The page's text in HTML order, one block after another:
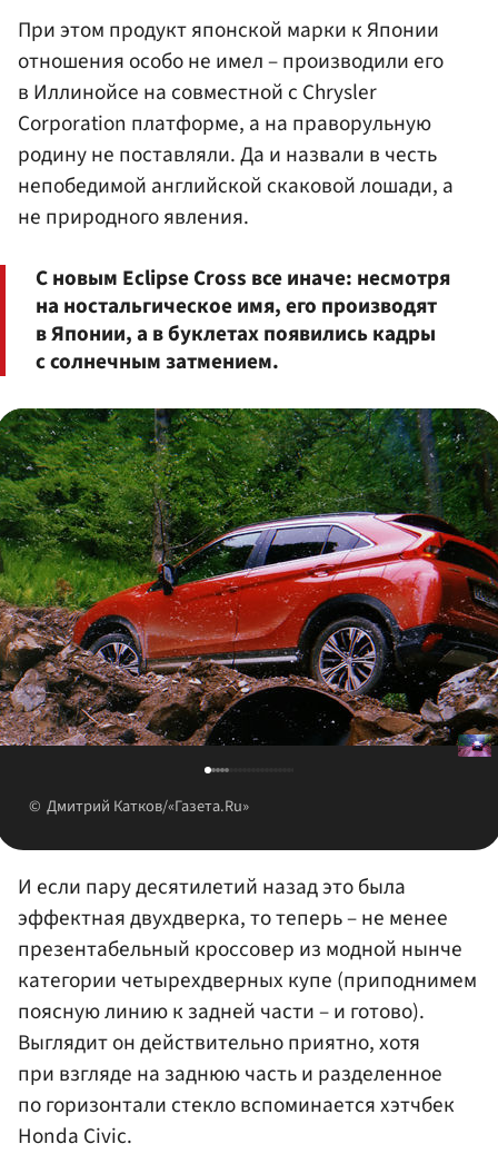
При этом продукт японской марки к Японии
отношения особо не имел – производили его
в Иллинойсе на совместной с Chrysler
Corporation платформе, а на праворульную
родину не поставляли. Да и назвали в честь
непобедимой английской скаковой лошади, а
не природного явления.
С новым Eclipse Cross все иначе: несмотря
на ностальгическое имя, его производят
в Японии, а в буклетах появились кадры
с солнечным затмением.
Дмитрий Катков/«Газета.Ru»
И если пару десятилетий назад это была
эффектная двухдверка, то теперь – не менее
презентабельный кроссовер из модной нынче
категории четырехдверных купе (приподнимем
поясную линию к задней части – и готово).
Выглядит он действительно приятно, хотя
при взгляде на заднюю часть и разделенное
по горизонтали стекло вспоминается хэтчбек
Honda Civic.